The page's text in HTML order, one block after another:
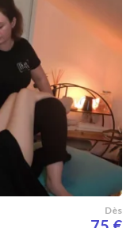
Dès